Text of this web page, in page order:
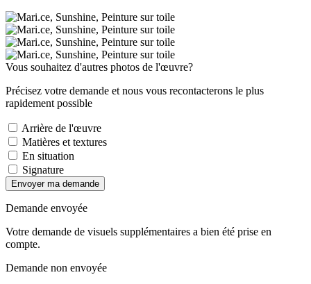
Vous souhaitez d'autres photos de l'œuvre?
Précisez votre demande et nous vous recontacterons le plus
rapidement possible
Arrière de l'œuvre
Matières et textures
En situation
Signature
Envoyer ma demande
Demande envoyée
Votre demande de visuels supplémentaires a bien été prise en
compte.
Demande non envoyée